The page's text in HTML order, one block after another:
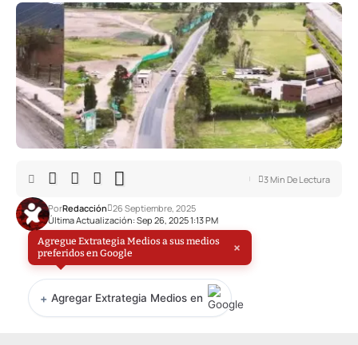
Última Actualización: Sep 26, 2025 1:13 PM
PorRedacción 26 Septiembre, 2025
3 Min De Lectura
Agregue Extrategia Medios a sus medios
preferidos en Google
×
+ Agregar Extrategia Medios en